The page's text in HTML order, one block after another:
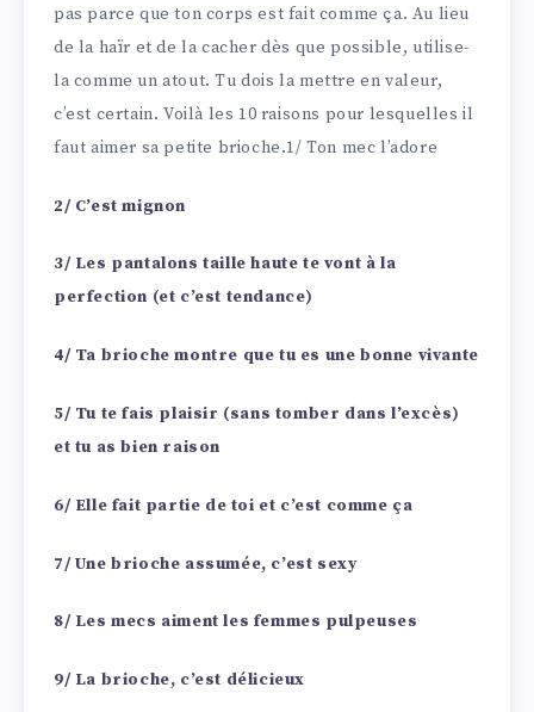
pas parce que ton corps est fait comme ça. Au lieu
de la haïr et de la cacher dès que possible, utilise-
la comme un atout. Tu dois la mettre en valeur,
c’est certain. Voilà les 10 raisons pour lesquelles il
faut aimer sa petite brioche.1/ Ton mec l’adore
2/ C’est mignon
3/ Les pantalons taille haute te vont à la
perfection (et c’est tendance)
4/ Ta brioche montre que tu es une bonne vivante
5/ Tu te fais plaisir (sans tomber dans l’excès)
et tu as bien raison
6/ Elle fait partie de toi et c’est comme ça
7/ Une brioche assumée, c’est sexy
8/ Les mecs aiment les femmes pulpeuses
9/ La brioche, c’est délicieux